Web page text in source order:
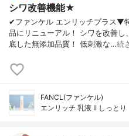
シワ改善機能★
✔︎ファンケル エンリッチプラス▼
品にリニューアル！ シワを改善
底した無添加品質！ 低刺激な…続
FANCL(ファンケル)
エンリッチ 乳液 II しっとり